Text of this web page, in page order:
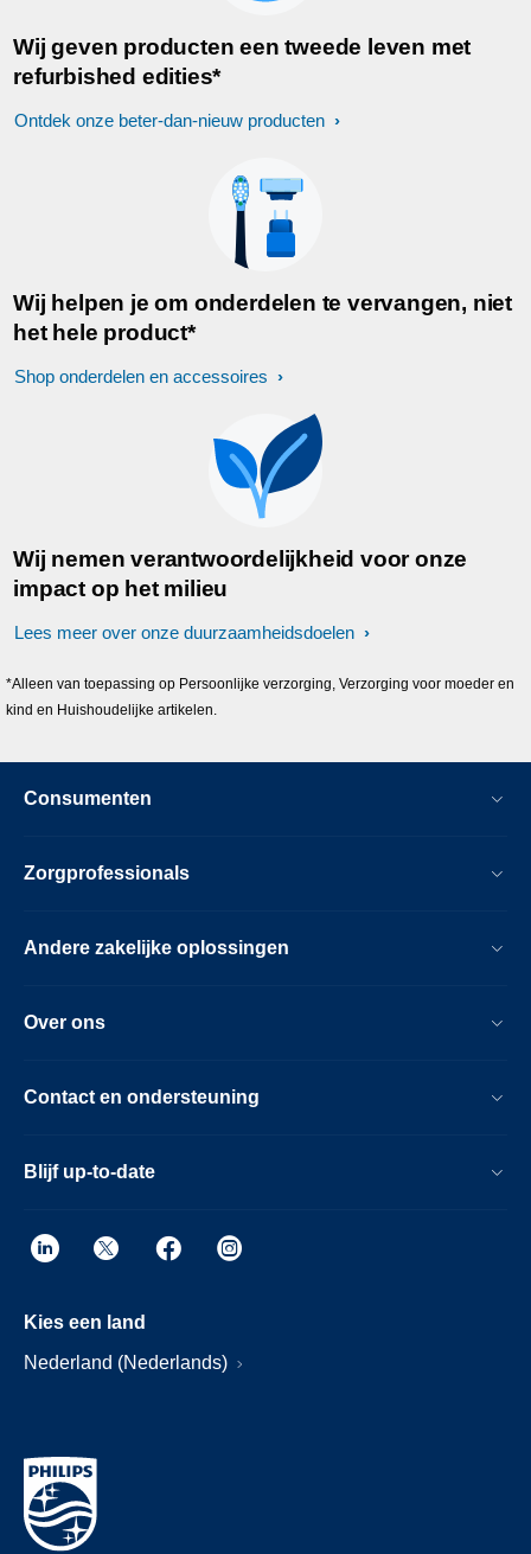
Wij geven producten een tweede leven met
refurbished edities*
Ontdek onze beter-dan-nieuw producten
Wij helpen je om onderdelen te vervangen, niet
het hele product*
Shop onderdelen en accessoires
Wij nemen verantwoordelijkheid voor onze
impact op het milieu
Lees meer over onze duurzaamheidsdoelen
*Alleen van toepassing op Persoonlijke verzorging, Verzorging voor moeder en
kind en Huishoudelijke artikelen.
Consumenten
Zorgprofessionals
Andere zakelijke oplossingen
Over ons
Contact en ondersteuning
Blijf up-to-date
Kies een land
Nederland (Nederlands)